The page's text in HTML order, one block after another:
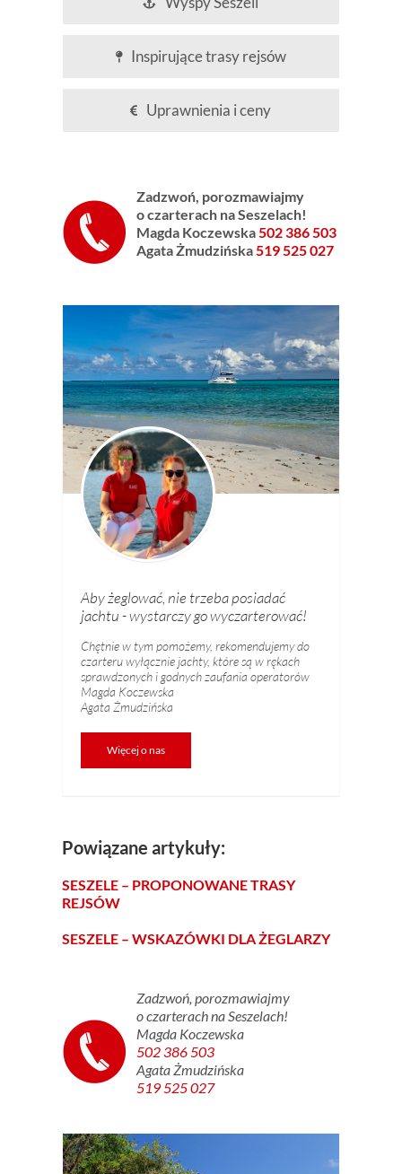
Inspirujące trasy rejsów
Uprawnienia i ceny
Zadzwoń, porozmawiajmy
o czarterach na Seszelach!
Magda Koczewska502 386 503
Agata Żmudzińska519 525 027
Aby żeglować, nie trzeba posiadać
jachtu - wystarczy go wyczarterować!
Chętnie w tym pomożemy, rekomendujemy do
czarteru wyłącznie jachty, które są w rękach
sprawdzonych i godnych zaufania operatorów
Magda Koczewska
Agata Żmudzińska
Więcej o nas
Powiązane artykuły:
SESZELE – PROPONOWANE TRASY
REJSÓW
SESZELE – WSKAZÓWKI DLA ŻEGLARZY
Zadzwoń, porozmawiajmy
o czarterach na Seszelach!
Magda Koczewska
502 386 503
Agata Żmudzińska
519 525 027